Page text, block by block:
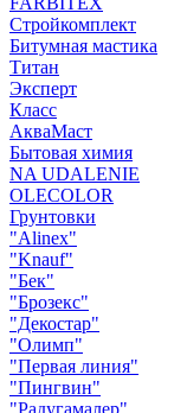
Стройкомплект
Битумная мастика
Титан
Эксперт
Класс
АкваМаст
Бытовая химия
NA UDALENIE
OLECOLOR
Грунтовки
"Alinex"
"Knauf"
"Бек"
"Брозекс"
"Декостар"
"Олимп"
"Первая линия"
"Пингвин"
"Радугамалер"